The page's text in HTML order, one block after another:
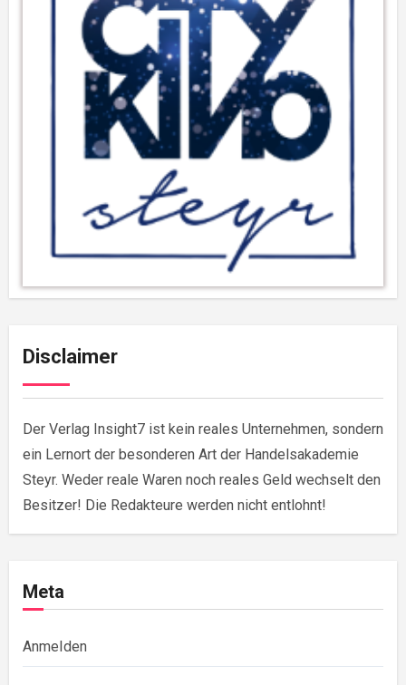
Disclaimer
Der Verlag Insight7 ist kein reales Unternehmen, sondern
ein Lernort der besonderen Art der Handelsakademie
Steyr. Weder reale Waren noch reales Geld wechselt den
Besitzer! Die Redakteure werden nicht entlohnt!
Meta
Anmelden